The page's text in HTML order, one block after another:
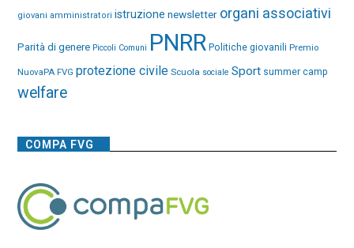
giovani amministratori istruzione newsletter organi associativi
Parità di genere Piccoli Comuni PNRR Politiche giovanili Premio
NuovaPA FVG protezione civile Scuola sociale Sport summer camp
welfare
COMPA FVG